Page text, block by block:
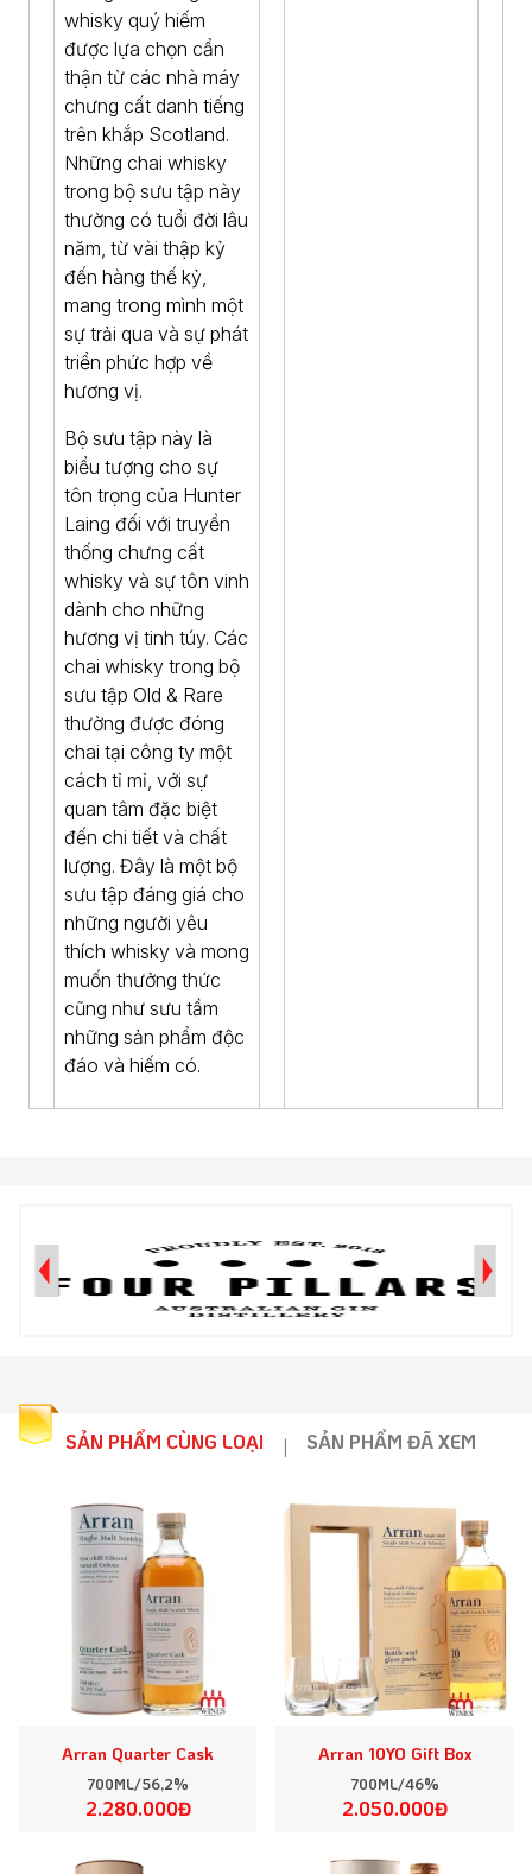
whisky quý hiếm
được lựa chọn cẩn
thận từ các nhà máy
chưng cất danh tiếng
trên khắp Scotland.
Những chai whisky
trong bộ sưu tập này
thường có tuổi đời lâu
năm, từ vài thập kỷ
đến hàng thế kỷ,
mang trong mình một
sự trải qua và sự phát
triển phức hợp về
hương vị.
Bộ sưu tập này là
biểu tượng cho sự
tôn trọng của Hunter
Laing đối với truyền
thống chưng cất
whisky và sự tôn vinh
dành cho những
hương vị tinh túy. Các
chai whisky trong bộ
sưu tập Old & Rare
thường được đóng
chai tại công ty một
cách tỉ mỉ, với sự
quan tâm đặc biệt
đến chi tiết và chất
lượng. Đây là một bộ
sưu tập đáng giá cho
những người yêu
thích whisky và mong
muốn thưởng thức
cũng như sưu tầm
những sản phẩm độc
đáo và hiếm có.
SẢN PHẨM CÙNG LOẠI | SẢN PHẨM ĐÃ XEM
Arran Quarter Cask
700ML/56,2%
2.280.000Đ
Arran 10YO Gift Box
700ML/46%
2.050.000Đ